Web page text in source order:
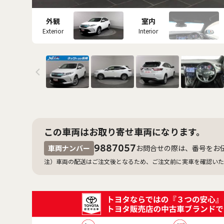
外観
Exterior
室内
Interior
この車両はお取り寄せ車両になります。
車両ナンバー 9887057お問合せの際は、番号をお
注）車両の配送はご注文後となるため、ご注文前に実車を確認い